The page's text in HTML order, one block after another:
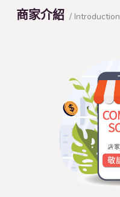
商家介紹 / Introduction